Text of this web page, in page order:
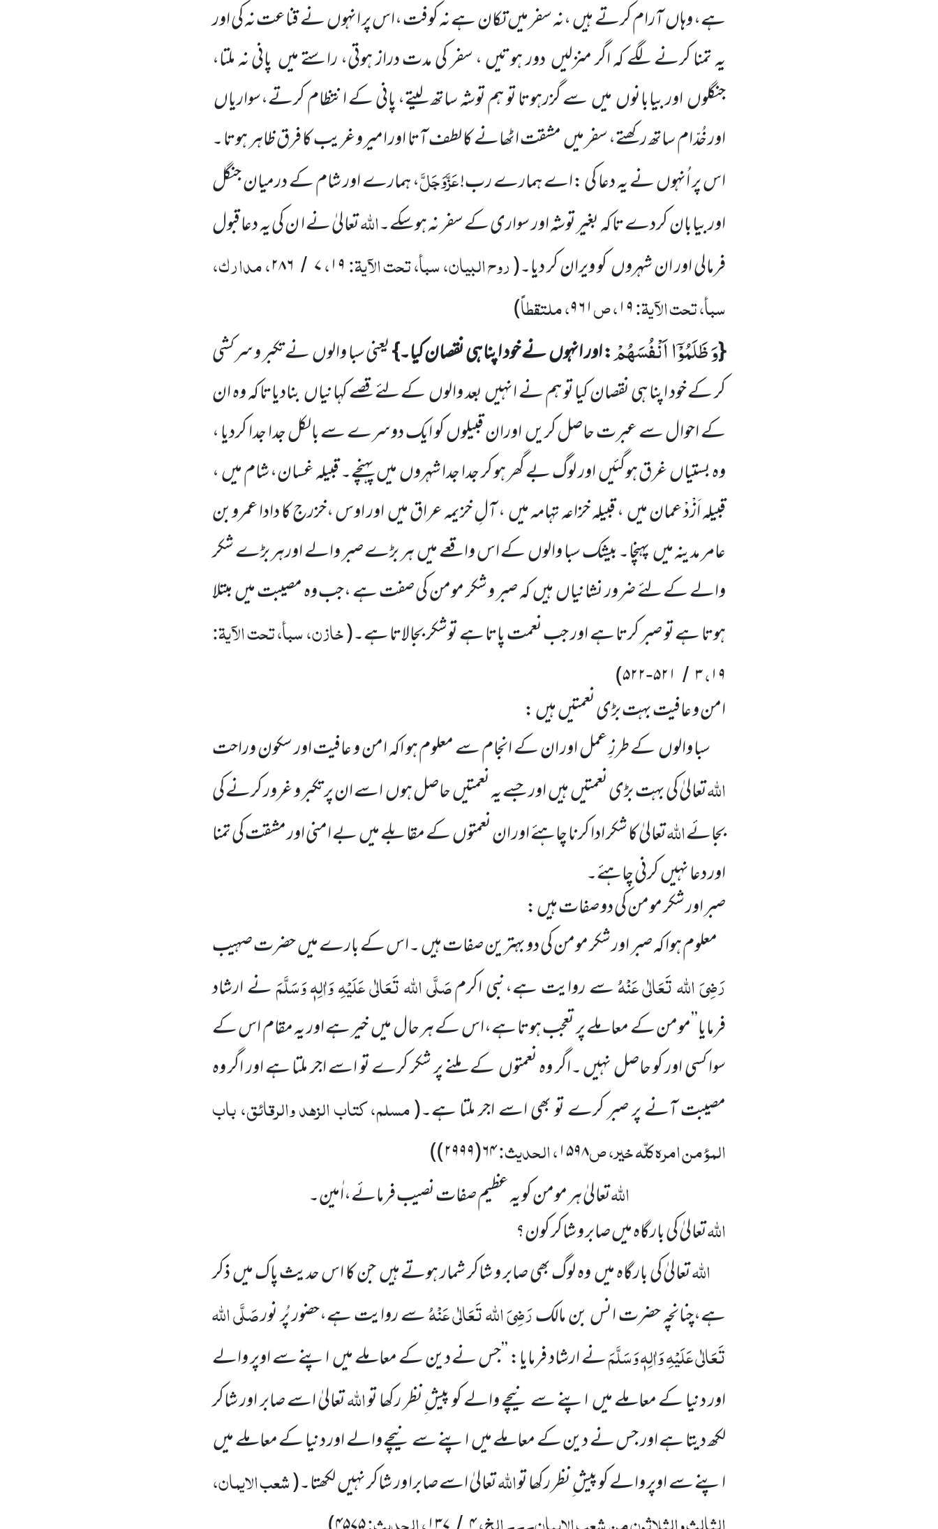
ہے، وہاںآرام کرتے ہیں،نہ سفر میںتکان ہے نہ کوفت ،اس پر انہوںنے قناعت نہ کی اور
یہ تمنا کرنے لگے کہ اگر منزلیںدور ہوتیں ، سفر کی مدت دراز ہوتی، راستے میں پانی نہ ملتا،
جنگلوںاور بیابانوںمیںسے گزرہوتا تو ہم توشہ ساتھ لیتے، پانی کے انتظام کرتے،سواریاں
اور خُدّام ساتھ رکھتے، سفر میںمشقت اٹھانے کا لطف آتا اور امیر و غریب کا فرق ظاہر ہوتا ۔
اس پر اُنہوں نے یہ دعا کی :اے ہمارے رب!عَزَّوَجَلَّ، ہمارے اور شام کے درمیان جنگل
اور بیابان کردے تا کہ بغیر توشہ اور سواری کے سفر نہ ہوسکے۔اللہتعالیٰ نے ا ن کی یہ دعا قبول
فرمالی اور ان شہروںکو ویران کر دیا۔(روح البیان، سبأ، تحت الآیۃ:۱۹،۷ / ۲۸۶، مدارک،
سبأ، تحت الآیۃ:۱۹، ص۹۶۱، ملتقطاً)
{وَ ظَلَمُوْۤا اَنْفُسَهُمْ: اور انہوںنے خود اپنا ہی نقصان کیا۔}یعنی سبا والوںنے تکبر و سرکشی
کر کے خود اپنا ہی نقصان کیا تو ہم نے انہیںبعد والوںکے لئے قصے کہانیاںبنادیاتا کہ وہ ان
کے احوال سے عبرت حاصل کریںاوران قبیلوں کو ایک دوسرے سے بالکل جدا جدا کردیا ،
وہ بستیاںغرق ہوگئیںاور لوگ بے گھر ہو کر جدا جدا شہروںمیںپہنچے۔ قبیلہ غسان، شام میں،
قبیلہ اَزْدْ عمان میں، قبیلہ خزاعہ تہامہ میں، آلِ خزیمہ عراق میںاور اوس ،خزرج کا دادا عمروبن
عامر مدینہ میںپہنچا۔ بیشک سبا والوںکے اس واقعے میںہر بڑے صبر والے اورہر بڑے شکر
والے کے لئے ضرور نشانیاںہیںکہ صبر و شکر مومن کی صفت ہے ،جب وہ مصیبت میںمبتلا
ہوتا ہے تو صبر کرتا ہے اور جب نعمت پاتا ہے توشکر بجالاتا ہے۔(خازن، سبأ، تحت الآیۃ:
۱۹،۳ / ۵۲۱-۵۲۲)
امن و عافیت بہت بڑی نعمتیںہیں:
سبا والوںکے طرزِ عمل اور ان کے انجام سے معلوم ہو اکہ امن و عافیت اور سکون وراحت
اللہتعالیٰ کی بہت بڑی نعمتیںہیںاور جسے یہ نعمتیںحاصل ہوںاسے ان پر تکبر و غرور کرنے کی
بجائےاللہتعالیٰ کا شکر ادا کرنا چاہئے اور ان نعمتوںکے مقابلے میںبے امنی اور مشقت کی تمنا
اور دعا نہیںکرنی چاہئے۔
صبر اور شکر مومن کی دو صفات ہیں :
معلوم ہوا کہ صبر اور شکر مومن کی دو بہترین صفات ہیں۔اس کے بارے میںحضرت صہیب
رَضِیَ اللہ تَعَالٰی عَنْہُسے روایت ہے،نبی اکرمصَلَّی اللہ تَعَالٰی عَلَیْہِ وَاٰلِہٖ وَسَلَّمَنے ارشاد
فرمایا’’مومن کے معاملے پر تعجب ہوتا ہے،اس کے ہر حال میںخیر ہے اور یہ مقام اس کے
سوا کسی اور کو حاصل نہیں ۔اگر وہ نعمتوںکے ملنے پر شکر کرے تو اسے اجر ملتا ہے اور اگر وہ
مصیبت آنے پر صبر کرے تو بھی اسے اجر ملتا ہے۔(مسلم، کتاب الزہد والرقائق، باب
المؤمن امرہ کلّہ خیر، ص۱۵۹۸، الحدیث:۶۴(۲۹۹۹) )
اللہتعالیٰ ہر مومن کو یہ عظیم صفات نصیب فرمائے،اٰمین۔
اللہتعالیٰ کی بارگاہ میں صابر و شاکر کون؟
اللہتعالیٰ کی بارگاہ میںوہ لوگ بھی صابر و شاکر شمار ہوتے ہیںجن کا اس حدیث پاک میںذکر
ہے،چنانچہ حضرتانس بن مالکرَضِیَ اللہ تَعَالٰی عَنْہُسے روایت ہے،حضور پُر نورصَلَّی اللہ
تَعَالٰی عَلَیْہِ وَاٰلِہٖ وَسَلَّمَنے ارشاد فرمایا: ’’جس نے دینکے معاملے میںاپنے سے اوپر والے
اور دنیاکے معاملے میںاپنے سے نیچے والے کو پیش ِنظر رکھا تواللہتعالیٰ اسے صابر اور شاکر
لکھ دیتا ہے اور جس نے دین کے معاملے میںاپنے سے نیچے والے اور دنیا کے معاملے میں
اپنے سے اوپر والے کو پیش ِنظر رکھا تواللہتعالیٰ اسے صابرا ور شاکر نہیںلکھتا۔(شعب الایمان،
/